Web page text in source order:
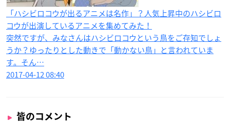
「ハシビロコウが出るアニメは名作」？人気上昇中のハシビロ
コウが出演しているアニメを集めてみた！
突然ですが、みなさんはハシビロコウという鳥をご存知でしょ
うか？ゆったりとした動きで「動かない鳥」と言われていま
す。そん…
2017-04-12 08:40
皆のコメント